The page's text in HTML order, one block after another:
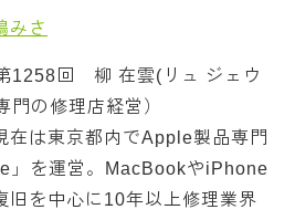
みさ
1258回 柳 在雲(リュ ジェウ
の修理店経営）
在は東京都内でApple製品専門
」を運営。MacBookやiPhone
旧を中心に10年以上修理業界